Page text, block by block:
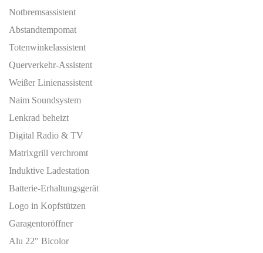
Notbremsassistent
Abstandtempomat
Totenwinkelassistent
Querverkehr-Assistent
Weißer Linienassistent
Naim Soundsystem
Lenkrad beheizt
Digital Radio & TV
Matrixgrill verchromt
Induktive Ladestation
Batterie-Erhaltungsgerät
Logo in Kopfstützen
Garagentoröffner
Alu 22" Bicolor